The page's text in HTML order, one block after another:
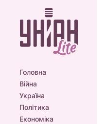
Головна
Війна
Україна
Політика
Економіка